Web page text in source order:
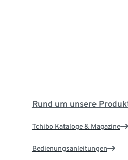
Rund um unsere
Tchibo Kataloge & Magazine
Bedienungsanleitungen